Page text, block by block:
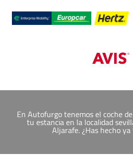
En Autofurgo tenemos el coche
tu estancia en la localidad
Aljarafe. ¿Has hecho